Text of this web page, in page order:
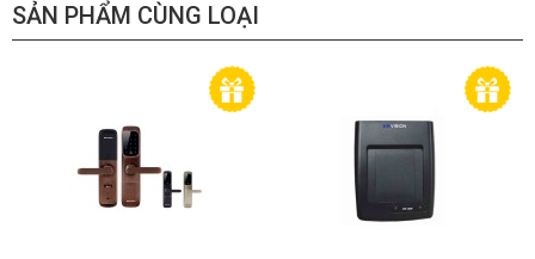
SẢN PHẨM CÙNG LOẠI